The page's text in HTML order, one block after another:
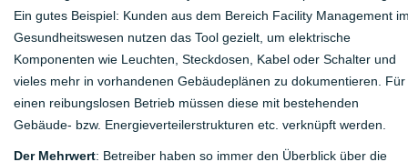
Ein gutes Beispiel: Kunden aus dem Bereich Facility Management
Gesundheitswesen nutzen das Tool gezielt, um elektrische
Komponenten wie Leuchten, Steckdosen, Kabel oder Schalter und
vieles mehr in vorhandenen Gebäudeplänen zu dokumentieren. Für
einen reibungslosen Betrieb müssen diese mit bestehenden
Gebäude- bzw. Energieverteilerstrukturen etc. verknüpft werden.
Der Mehrwert: Betreiber haben so immer den Überblick über die